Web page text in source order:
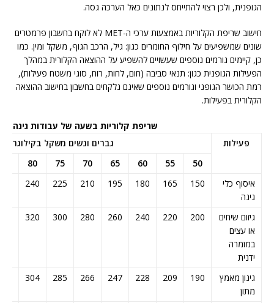
הגופנית, ולכן רצוי להתייחס לנתונים כאל הערכה גסה.
חישוב שריפת הקלוריות באמצעות ערכי ה-MET לא לוקח בחשבון פרמטרים
שונים שמשפיעים על חילוף החומרים כגון: גיל, הרכב הגוף, משקל ומין. כמו
כן, קיימים גורמים נוספים שעשויים להשפיע על ההוצאה הקלורית במהלך
הפעילות הגופנית כגון: תנאי סביבה (חום, לחות, רוח, סוגי משטח פעילות),
רמת הכושר הגופני וגורמים נוספים שאינם נלקחים בחשבון בחישוב ההוצאה
הקלורית בפעילות.
שריפת קלוריות בשעה של עבודות גינה
פעילות
גברים ונשים משקל בקילוגרם
50
55
60
65
70
75
80
איסוף כלי
גינה
150
165
180
195
210
225
240
גיזום שיחים
או עצים
במזמרה
ידנית
200
220
240
260
280
300
320
גינון מאמץ
מתון
190
209
228
247
266
285
304